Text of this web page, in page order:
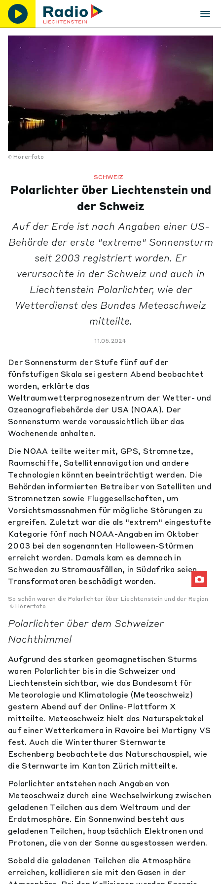
Hörerfoto
SCHWEIZ
Polarlichter über Liechtenstein und
der Schweiz
Auf der Erde ist nach Angaben einer US-
Behörde der erste "extreme" Sonnensturm
seit 2003 registriert worden. Er
verursachte in der Schweiz und auch in
Liechtenstein Polarlichter, wie der
Wetterdienst des Bundes Meteoschweiz
mitteilte.
11.05.2024
Der Sonnensturm der Stufe fünf auf der
fünfstufigen Skala sei gestern Abend beobachtet
worden, erklärte das
Weltraumwetterprognosezentrum der Wetter- und
Ozeanografiebehörde der USA (NOAA). Der
Sonnensturm werde voraussichtlich über das
Wochenende anhalten.
Die NOAA teilte weiter mit, GPS, Stromnetze,
Raumschiffe, Satellitennavigation und andere
Technologien könnten beeinträchtigt werden. Die
Behörden informierten Betreiber von Satelliten und
Stromnetzen sowie Fluggesellschaften, um
Vorsichtsmassnahmen für mögliche Störungen zu
ergreifen. Zuletzt war die als "extrem" eingestufte
Kategorie fünf nach NOAA-Angaben im Oktober
2003 bei den sogenannten Halloween-Stürmen
erreicht worden. Damals kam es demnach in
Schweden zu Stromausfällen, in Südafrika seien
Transformatoren beschädigt worden.
So schön waren die Polarlichter über Liechtenstein und der Region
Hörerfoto
Polarlichter über dem Schweizer
Nachthimmel
Aufgrund des starken geomagnetischen Sturms
waren Polarlichter bis in die Schweizer und
Liechtenstein sichtbar, wie das Bundesamt für
Meteorologie und Klimatologie (Meteoschweiz)
gestern Abend auf der Online-Plattform X
mitteilte. Meteoschweiz hielt das Naturspektakel
auf einer Wetterkamera in Ravoire bei Martigny VS
fest. Auch die Winterthurer Sternwarte
Eschenberg beobachtete das Naturschauspiel, wie
die Sternwarte im Kanton Zürich mitteilte.
Polarlichter entstehen nach Angaben von
Meteoschweiz durch eine Wechselwirkung zwischen
geladenen Teilchen aus dem Weltraum und der
Erdatmosphäre. Ein Sonnenwind besteht aus
geladenen Teilchen, hauptsächlich Elektronen und
Protonen, die von der Sonne ausgestossen werden.
Sobald die geladenen Teilchen die Atmosphäre
erreichen, kollidieren sie mit den Gasen in der